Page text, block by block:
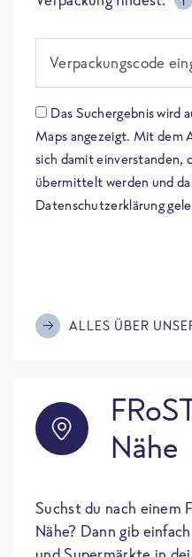
Verpackungscode
Das Suchergebnis wird
Maps angezeigt. Mit dem
sich damit einverstanden,
übermittelt werden und
Datenschutzerklärung
ALLES ÜBER
Nähe
Suchst du nach einem
Nähe? Dann gib